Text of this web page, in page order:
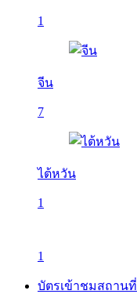
1
จีน
7
ไต้หวัน
1
1
บัตรเข้าชมสถานที่